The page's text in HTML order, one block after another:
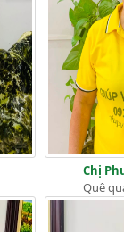
Chị
Quê